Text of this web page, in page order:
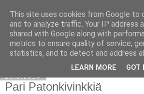
10.6.2014
Pari Patonkivinkkiä
This site uses cookies from Google to
and to analyze traffic. Your IP address
shared with Google along with
metrics to ensure quality of service,
statistics, and to detect and address
LEARN MORE GOT